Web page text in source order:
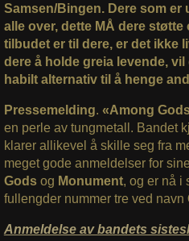
Samsen/Bingen. Dere som er
alle over, dette MÅ dere
tilbudet er til dere, er det ikke
dere å holde greia levende,
habilt alternativ til å henge
Pressemelding. «Among
en perle av tungmetall. Bandet
klarer allikevel å skille seg fra
meget gode anmeldelser for
Godsog Monument, og er nå i
fullengder nummer tre ved navn
Anmeldelse av bandets